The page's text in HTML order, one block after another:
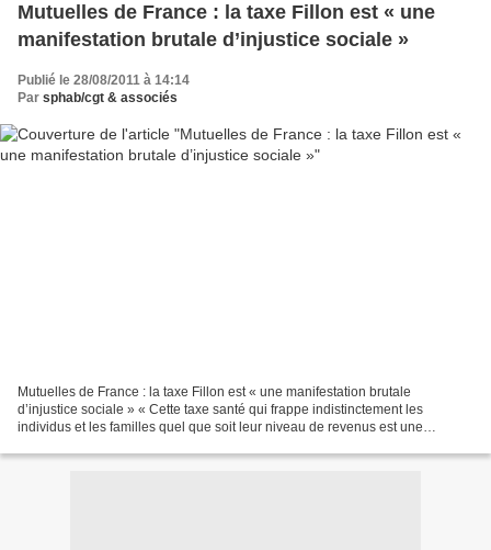
Mutuelles de France : la taxe Fillon est « une
manifestation brutale d’injustice sociale »
Publié le 28/08/2011 à 14:14
Par sphab/cgt & associés
Mutuelles de France : la taxe Fillon est « une manifestation brutale
d’injustice sociale » « Cette taxe santé qui frappe indistinctement les
individus et les familles quel que soit leur niveau de revenus est une